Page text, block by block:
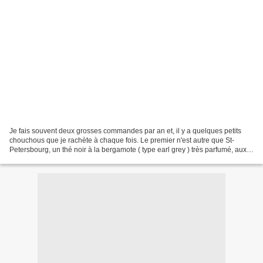
Je fais souvent deux grosses commandes par an et, il y a quelques petits
chouchous que je rachète à chaque fois. Le premier n'est autre que St-
Petersbourg, un thé noir à la bergamote ( type earl grey ) très parfumé, aux